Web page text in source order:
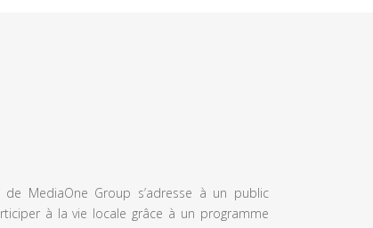
MediaOne Group s’adresse à un public
à la vie locale grâce à un programme